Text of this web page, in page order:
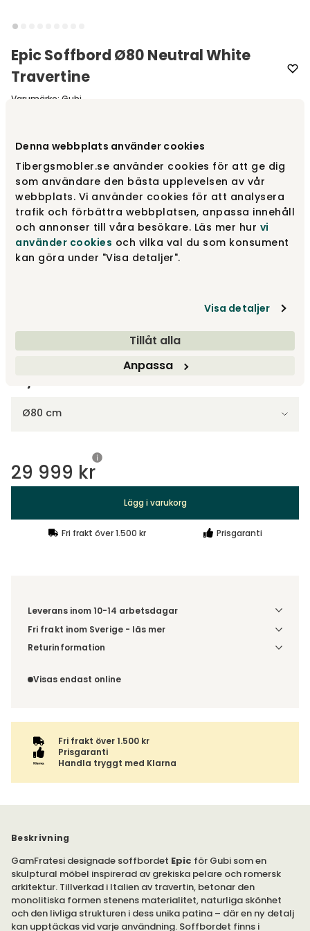
Denna webbplats använder cookies
Tibergsmobler.se använder cookies för att ge dig
som användare den bästa upplevelsen av vår
webbplats. Vi använder cookies för att analysera
trafik och förbättra webbplatsen, anpassa innehåll
och annonser till våra besökare. Läs mer hur vi
använder cookies och vilka val du som konsument
kan göra under "Visa detaljer".
Visa detaljer
Tillåt alla
Anpassa
Epic Soffbord Ø80 Neutral White
Travertine
Varumärke: Gubi
Neutral White Travertine
Neutral White Travertine 29 999 kr
Steel Misty Gray 21 999 kr
21 999 kr
Visa fler +3
Ø80 cm
29 999 kr
Lägg i varukorg
Fri frakt över 1.500 kr Prisgaranti
Leverans inom 10-14 arbetsdagar
Fri frakt inom Sverige - läs mer
Denna vara skickas till din port/tomtgräns. Innan leverans
ordern tillsammans.
Returinformation
order, enligtdistansavtalslagen.
Visas endast online
Fri frakt över 1.500 kr
Prisgaranti
Handla tryggt med Klarna
Beskrivning
GamFratesi designade soffbordet Epic för Gubi som en
skulptural möbel inspirerad av grekiska pelare och romersk
arkitektur. Tillverkad i Italien av travertin, betonar den
monolitiska formen stenens materialitet, naturliga skönhet
och den livliga strukturen i dess unika patina – där en ny detalj
kan upptäckas vid varje användning. Soffbordet finns i